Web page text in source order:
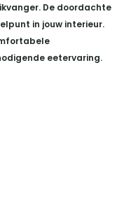
De doordachte
in jouw interieur.
eetervaring.